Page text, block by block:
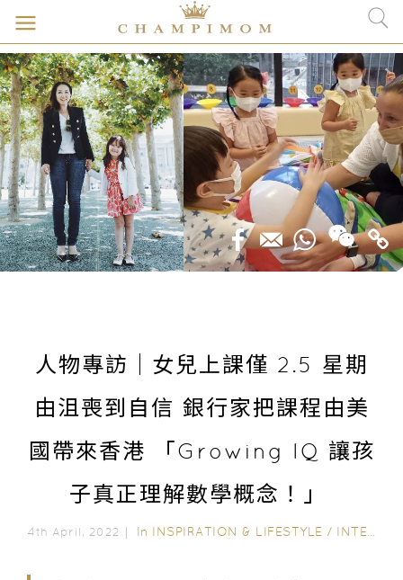
人物專訪｜女兒上課僅 2.5 星期
由沮喪到自信 銀行家把課程由美
國帶來香港 「Growing IQ 讓孩
子真正理解數學概念！」
4th April, 2022｜ In INSPIRATION & LIFESTYLE / INTERVIEWS